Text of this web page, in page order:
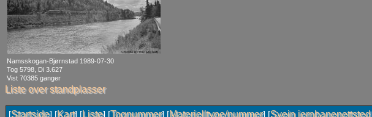
Namsskogan-Bjørnstad 1989-07-30
Tog 5798, Di 3.627
Vist 70385 ganger
Liste over standplasser
[Startside] [Kart] [Liste] [Tognummer] [Materielltype/nummer] [Svein jernbanenettsted